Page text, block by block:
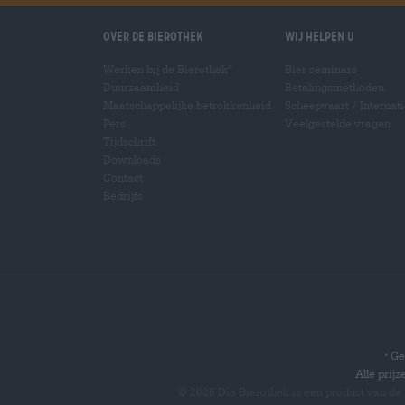
Over de Bierothek Wij helpen u
*
Alle